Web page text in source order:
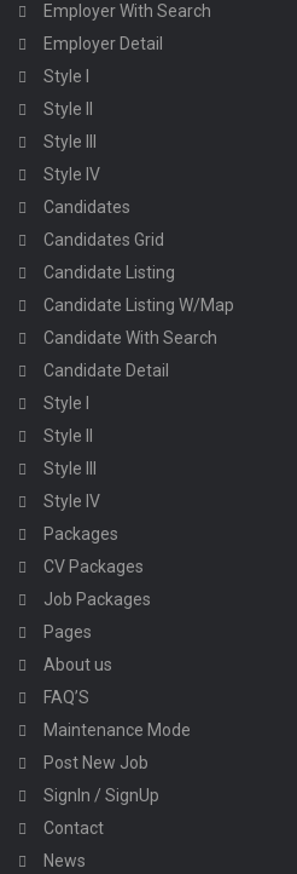
Employer With Search
Employer Detail
Style I
Style II
Style III
Style IV
Candidates
Candidates Grid
Candidate Listing
Candidate Listing W/Map
Candidate With Search
Candidate Detail
Style I
Style II
Style III
Style IV
Packages
CV Packages
Job Packages
Pages
About us
FAQ’S
Maintenance Mode
Post New Job
SignIn / SignUp
Contact
News